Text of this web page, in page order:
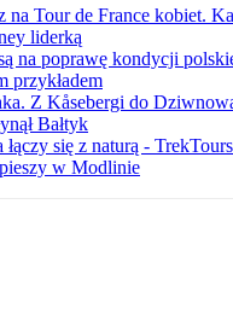
Tour de France kobiet.
liderką
na poprawę kondycji
przykładem
Z Kåsebergi do
Bałtyk
łączy się z naturą -
w Modlinie